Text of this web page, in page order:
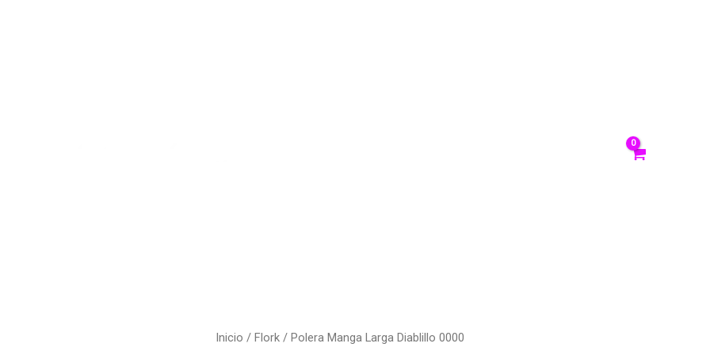
Inicio / Flork / Polera Manga Larga Diablillo 0000